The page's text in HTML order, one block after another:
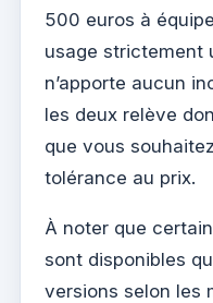
500 euros à
usage strictement
n’apporte aucun
les deux relève
que vous
tolérance au prix.
À noter que
sont disponibles
versions selon les